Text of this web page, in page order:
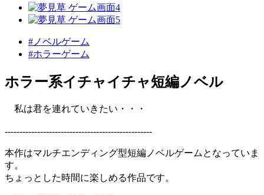
#ノベルゲーム
#ホラーゲーム
ホラー系イチャイチャ短編ノベル
私は君を連れていきたい・・・
--------------------------------------------------
本作はマルチエンディング型短編ノベルゲームとなっていま
す。
ちょっとした時間に楽しめる作品です。